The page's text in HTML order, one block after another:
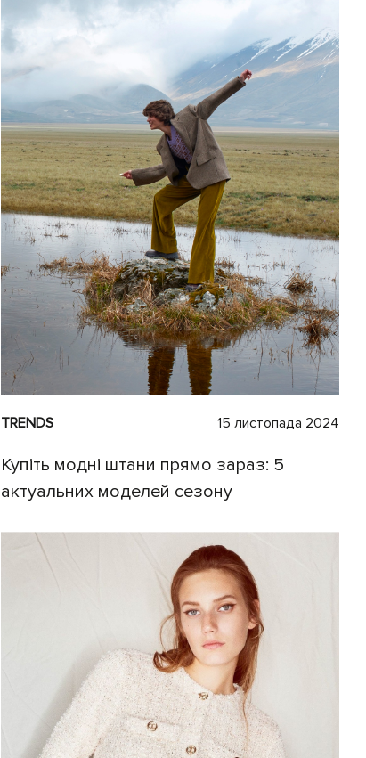
TRENDS 15 листопада 2024
Купіть модні штани прямо зараз: 5
актуальних моделей сезону